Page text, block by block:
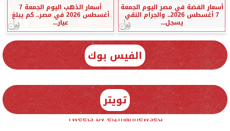
أسعار الفضة في مصر اليوم الجمعة
7 أغسطس 2026.. والجرام النقي
يسجل...
أسعار الذهب اليوم الجمعة 7
أغسطس 2026 في مصر.. كم يبلغ
عيار...
الفيس بوك
تويتر
Tweets by elzmannewseg